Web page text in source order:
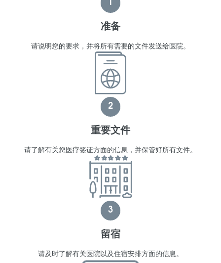
准备
请说明您的要求，并将所有需要的文件发送给医院。
2
重要文件
请了解有关您医疗签证方面的信息，并保管好所有文件。
3
留宿
请及时了解有关医院以及住宿安排方面的信息。